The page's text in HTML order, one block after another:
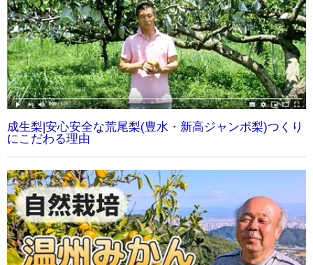
成生梨|安心安全な荒尾梨(豊水・新高ジャンボ梨)つくり
にこだわる理由